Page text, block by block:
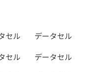
セル
データセル
セル
データセル